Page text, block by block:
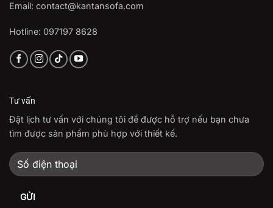
Email: contact@kantansofa.com
Hotline: 097197 8628
Tư vấn
Đặt lịch tư vấn với chúng tôi để được hỗ trợ nếu bạn chưa
tìm được sản phẩm phù hợp với thiết kế.